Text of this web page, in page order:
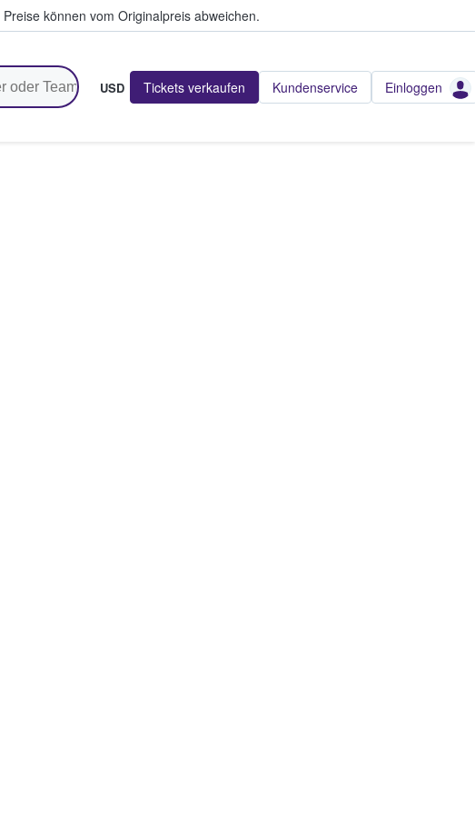
Preise können vom Originalpreis abweichen.
USD Tickets verkaufen Kundenservice Einloggen